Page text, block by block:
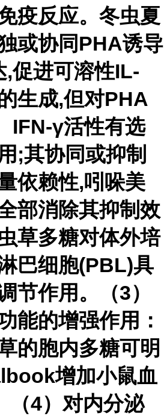
疫反应。冬虫夏
或协同PHA诱导
,促进可溶性IL-
生成,但对PHA
IFN-γ活性有选
;其协同或抑制
依赖性,吲哚美
部消除其抑制效
草多糖对体外培
巴细胞(PBL)具
节作用。（3）
能的增强作用：
的胞内多糖可明
增加小鼠血
（4）对内分泌